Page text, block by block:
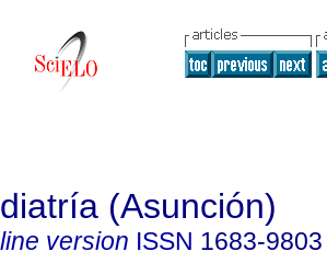
(Asunción)
version ISSN 1683-9803